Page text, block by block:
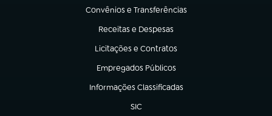
Convênios e Transferências
(abre em nova aba)
Receitas e Despesas
(abre em nova aba)
Licitações e Contratos
(abre em nova aba)
Empregados Públicos
(abre em nova aba)
Informações Classificadas
(abre em nova aba)
SIC
(abre em nova aba)